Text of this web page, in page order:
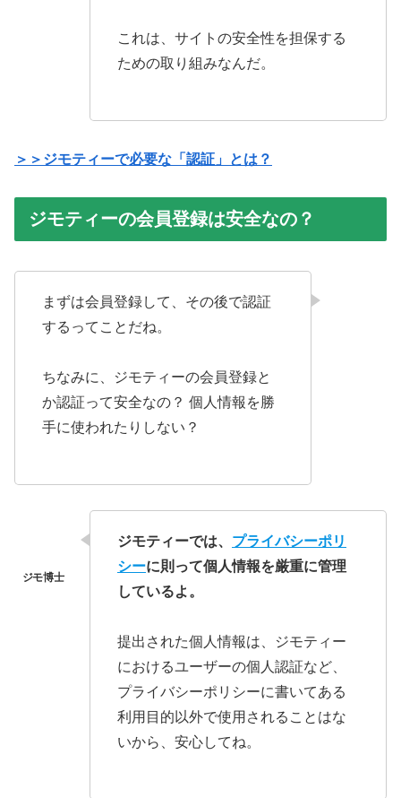
これは、サイトの安全性を担保する
ための取り組みなんだ。
＞＞ジモティーで必要な「認証」とは？
ジモティーの会員登録は安全なの？
まずは会員登録して、その後で認証
するってことだね。
ちなみに、ジモティーの会員登録と
か認証って安全なの？ 個人情報を勝
手に使われたりしない？
ジモティーでは、 プライバシーポリ
シーに則って個人情報を厳重に管理
しているよ。
提出された個人情報は、ジモティー
におけるユーザーの個人認証など、
プライバシーポリシーに書いてある
利用目的以外で使用されることはな
いから、安心してね。